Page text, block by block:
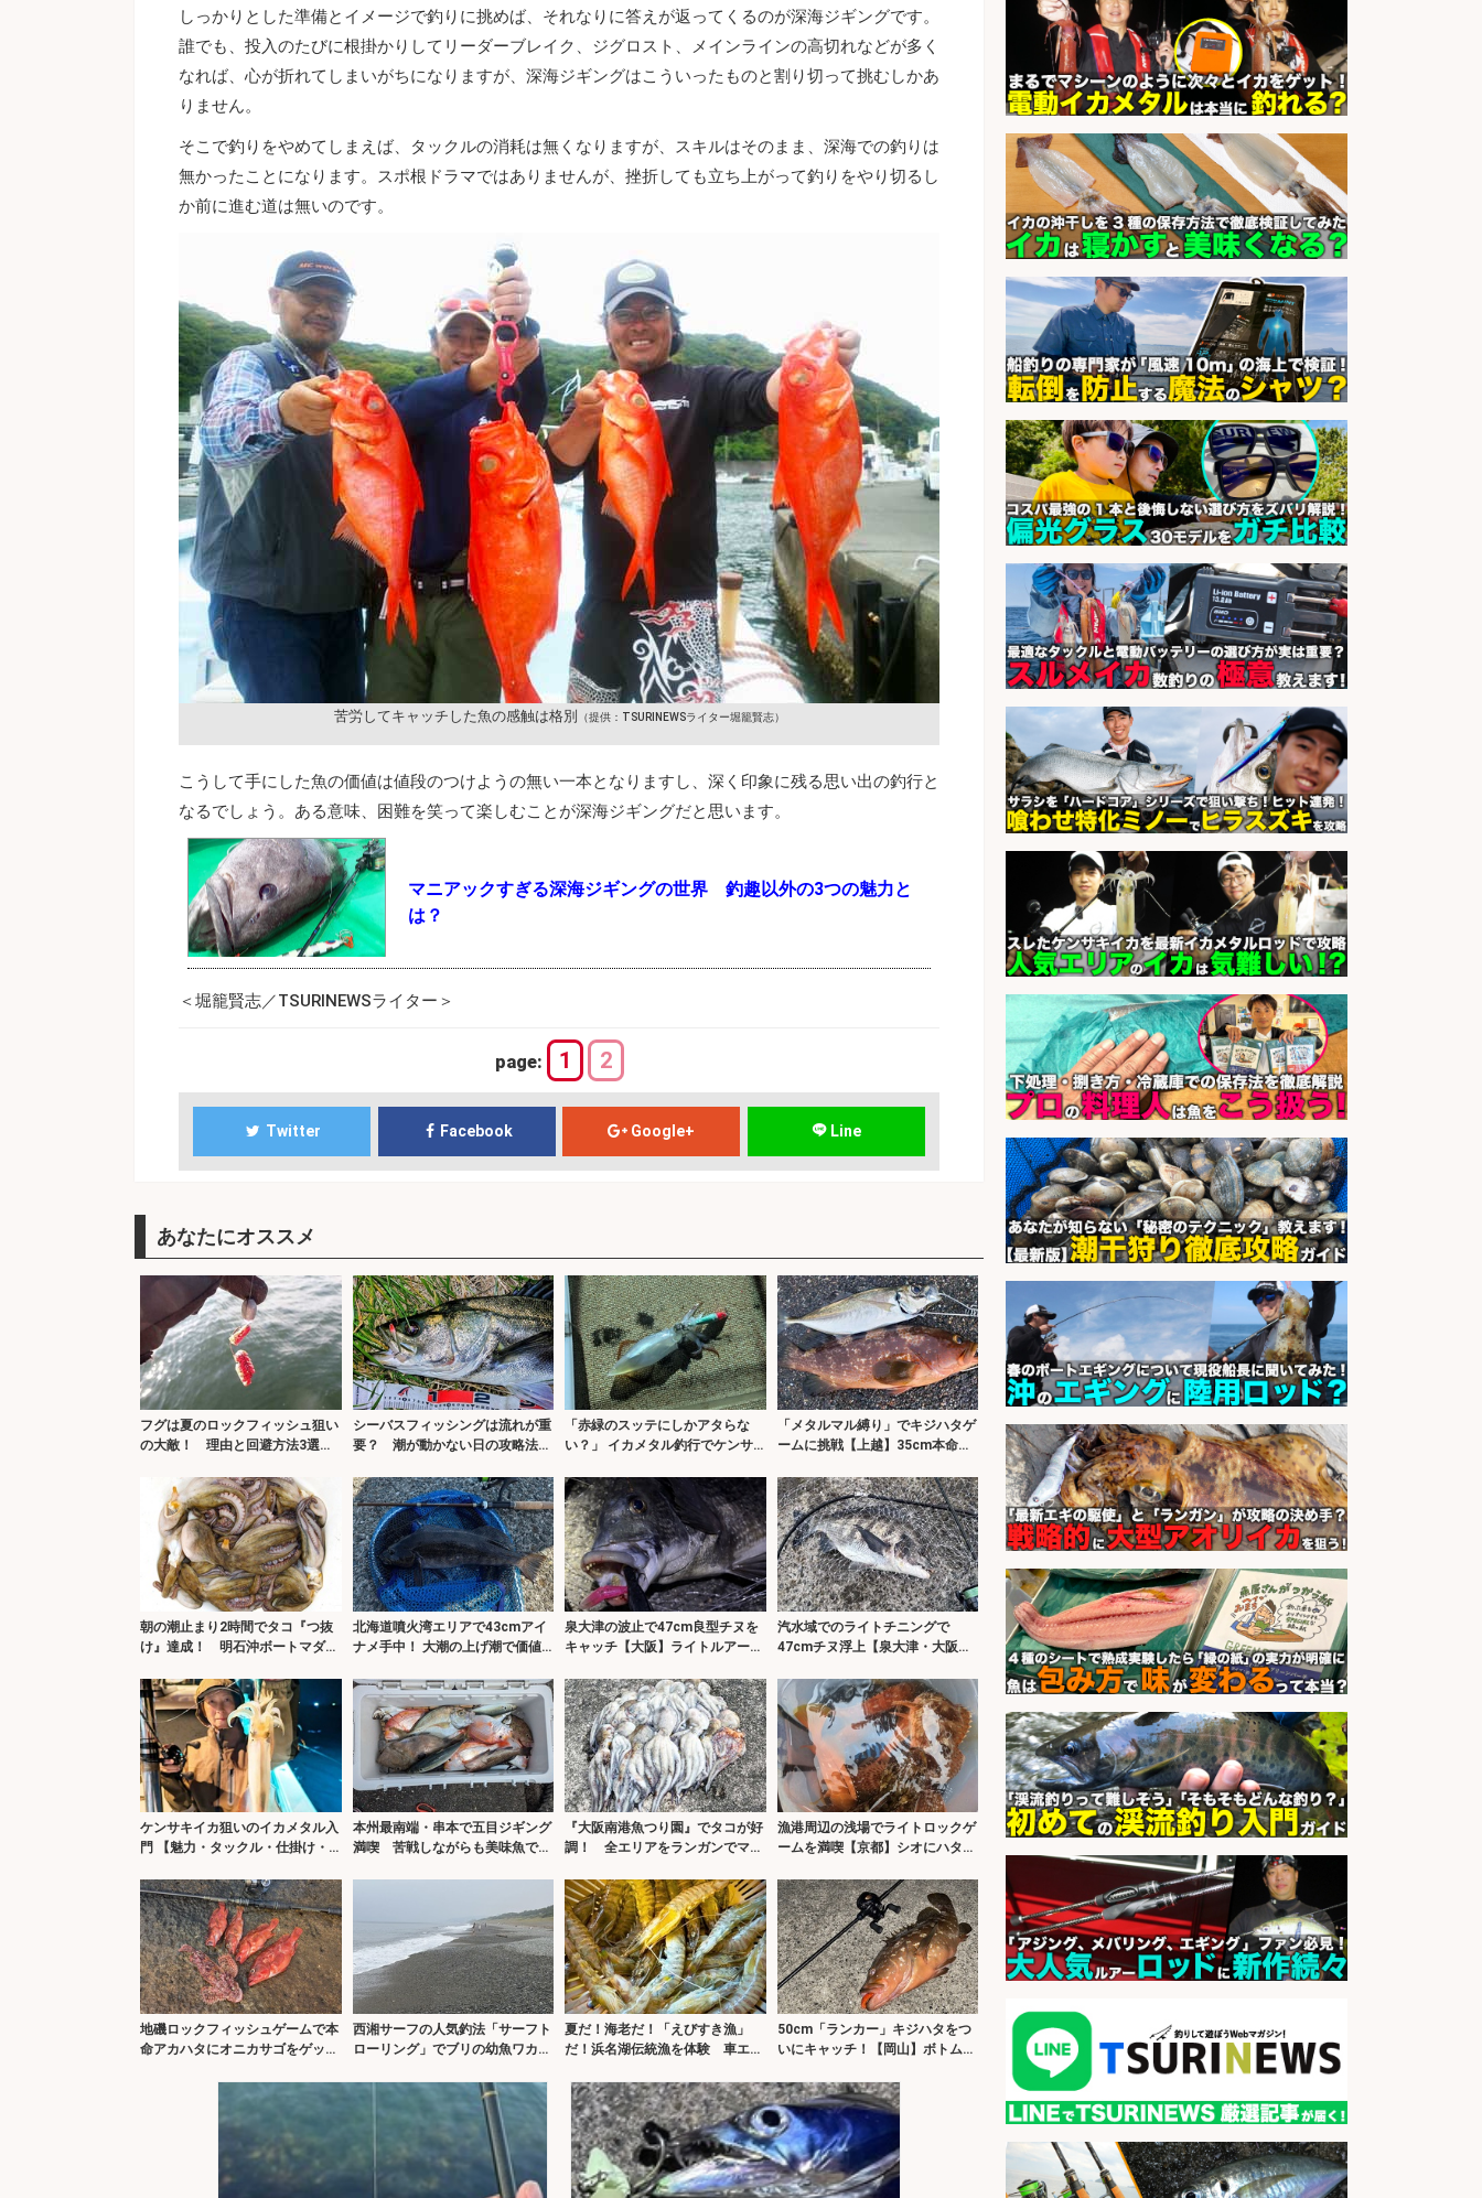
しっかりとした準備とイメージで釣りに挑めば、それなりに答えが返ってくるのが深海ジギングです。
誰でも、投入のたびに根掛かりしてリーダーブレイク、ジグロスト、メインラインの高切れなどが多く
なれば、心が折れてしまいがちになりますが、深海ジギングはこういったものと割り切って挑むしかあ
りません。
そこで釣りをやめてしまえば、タックルの消耗は無くなりますが、スキルはそのまま、深海での釣りは
無かったことになります。スポ根ドラマではありませんが、挫折しても立ち上がって釣りをやり切るし
か前に進む道は無いのです。
苦労してキャッチした魚の感触は格別 （提供：TSURINEWSライター堀籠賢志）
こうして手にした魚の価値は値段のつけようの無い一本となりますし、深く印象に残る思い出の釣行と
なるでしょう。ある意味、困難を笑って楽しむことが深海ジギングだと思います。
マニアックすぎる深海ジギングの世界 釣趣以外の3つの魅力と
は？
＜堀籠賢志／TSURINEWSライター＞
page: 1 2
Twitter Facebook Google+ Line
あなたにオススメ
フグは夏のロックフィッシュ狙い
の大敵！ 理由と回避方法3選を
シーバスフィッシングは流れが重
要？ 潮が動かない日の攻略法3
「赤緑のスッテにしかアタらな
い？」 イカメタル釣行でケンサ
「メタルマル縛り」でキジハタゲ
ームに挑戦【上越】35cm本命に
朝の潮止まり2時間でタコ『つ抜
け』達成！ 明石沖ボートマダコ
北海道噴火湾エリアで43cmアイ
ナメ手中！ 大潮の上げ潮で価値
泉大津の波止で47cm良型チヌを
キャッチ【大阪】ライトルアーゲ
汽水域でのライトチニングで
47cmチヌ浮上【泉大津・大阪】
ケンサキイカ狙いのイカメタル入
門 【魅力・タックル・仕掛け・
本州最南端・串本で五目ジギング
満喫 苦戦しながらも美味魚でク
『大阪南港魚つり園』でタコが好
調！ 全エリアをランガンでマダ
漁港周辺の浅場でライトロックゲ
ームを満喫【京都】シオにハタ類
地磯ロックフィッシュゲームで本
命アカハタにオニカサゴをゲッ
西湘サーフの人気釣法「サーフト
ローリング」でブリの幼魚ワカシ
夏だ！海老だ！「えびすき漁」
だ！浜名湖伝統漁を体験 車エビ
50cm「ランカー」キジハタをつ
いにキャッチ！【岡山】ボトム特
会社名
パーソル エクセル HRパートナ
ーズ株式会社
sponsored by 求人ボックス
魚をさばける方必見「鮮魚部門スタ
ッフ」/3つの働き方が選べる
会社名 株式会社旬
sponsored by 求人ボックス
レジカウンター/お釣りの計算不要
の簡単レジ 未経験も安心の研修あり
1日2h
会社名 オーケー株式会社
sponsored by 求人ボックス
レジカウンター/お釣りの計算不要
の簡単レジ 未経験も安心の研修あり
1日2h
会社名 オーケー株式会社
sponsored by 求人ボックス
さらに求人情報を見る